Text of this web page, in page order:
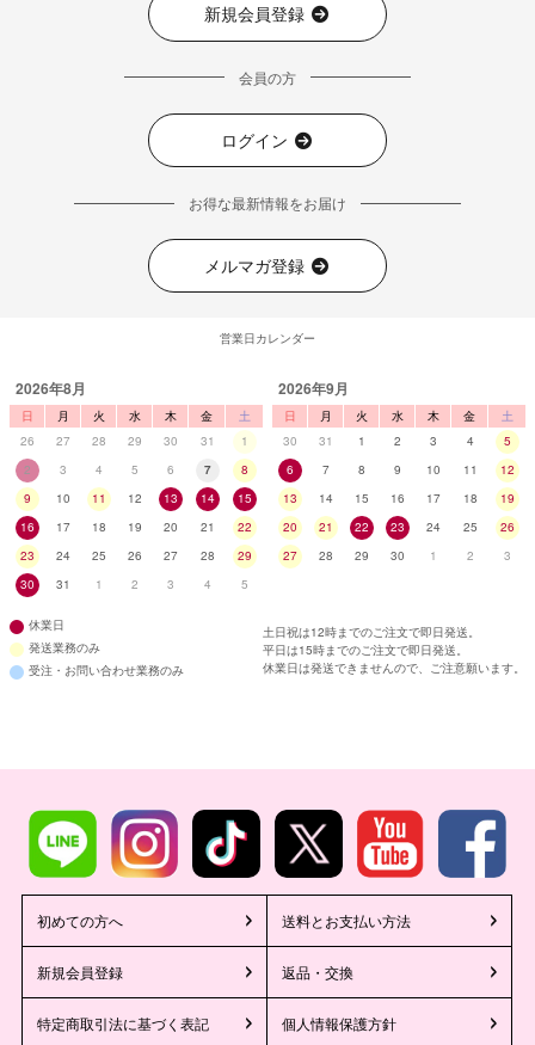
新規会員登録
会員の方
ログイン
お得な最新情報をお届け
メルマガ登録
営業日カレンダー
2026年8月
日 月 火 水 木 金
土
26
27 28 29 30 31
1
2
3 4 5 6 7
8
9
10 11 12 13 14
15
16
17 18 19 20 21
22
23
24 25 26 27 28
29
30
31 1 2 3 4 5
2026年9月
日 月 火 水 木 金
土
30
31 1 2 3 4
5
6
7 8 9 10 11
12
13
14 15 16 17 18
19
20
21 22 23 24 25
26
27
28 29 30 1 2 3
休業日
発送業務のみ
受注・お問い合わせ業務のみ
土日祝は12時までのご注文で即日発送。
平日は15時までのご注文で即日発送。
休業日は発送できませんので、ご注意願います。
初めての方へ 送料とお支払い方法
新規会員登録 返品・交換
特定商取引法に基づく表記 個人情報保護方針